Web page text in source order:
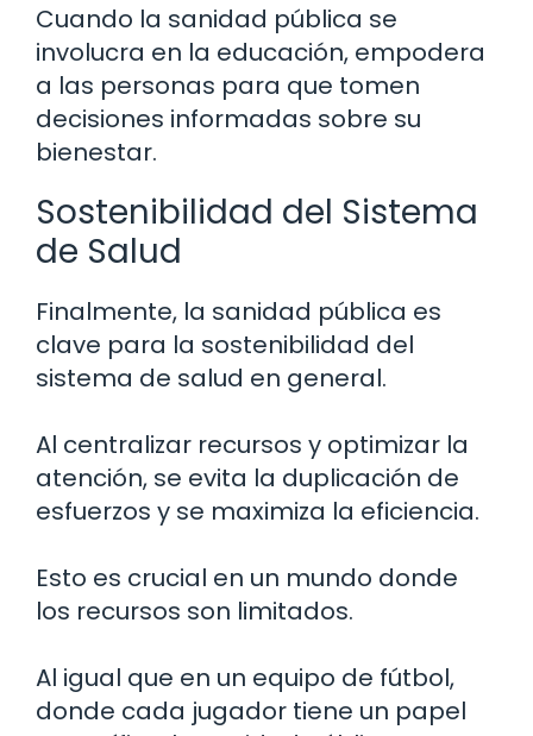
Cuando la sanidad pública se
involucra en la educación, empodera
a las personas para que tomen
decisiones informadas sobre su
bienestar.
Sostenibilidad del Sistema
de Salud
Finalmente, la sanidad pública es
clave para la sostenibilidad del
sistema de salud en general.
Al centralizar recursos y optimizar la
atención, se evita la duplicación de
esfuerzos y se maximiza la eficiencia.
Esto es crucial en un mundo donde
los recursos son limitados.
Al igual que en un equipo de fútbol,
donde cada jugador tiene un papel